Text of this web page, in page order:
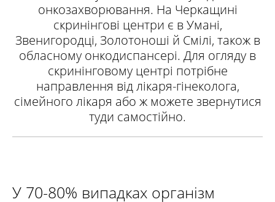
онкозахворювання. На Черкащині
скринінгові центри є в Умані,
Звенигородці, Золотоноші й Смілі, також в
обласному онкодиспансері. Для огляду в
скринінговому центрі потрібне
направлення від лікаря-гінеколога,
сімейного лікаря або ж можете звернутися
туди самостійно.
У 70-80% випадках організм